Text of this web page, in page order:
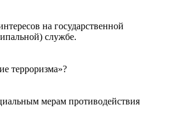
на государственной
службе.
терроризма»?
мерам противодействия